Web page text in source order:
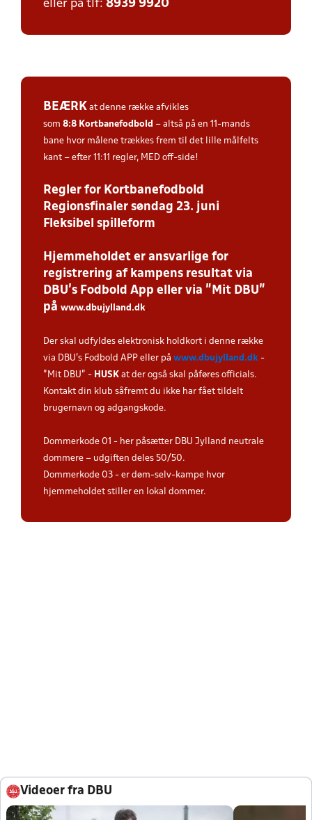
eller på tlf: 8939 9920
BEÆRK at denne række afvikles
som 8:8 Kortbanefodbold – altså på en 11-mands
bane hvor målene trækkes frem til det lille målfelts
kant – efter 11:11 regler, MED off-side!
Regler for Kortbanefodbold
Regionsfinaler søndag 23. juni
Fleksibel spilleform
Hjemmeholdet er ansvarlige for
registrering af kampens resultat via
DBU’s Fodbold App eller via ”Mit DBU”
på www.dbujylland.dk.
Der skal udfyldes elektronisk holdkort i denne række
via DBU's Fodbold APP eller på www.dbujylland.dk -
"Mit DBU" - HUSK at der også skal påføres officials.
Kontakt din klub såfremt du ikke har fået tildelt
brugernavn og adgangskode.
Dommerkode 01 - her påsætter DBU Jylland neutrale
dommere – udgiften deles 50/50.
Dommerkode 03 - er døm-selv-kampe hvor
hjemmeholdet stiller en lokal dommer.
Videoer fra DBU